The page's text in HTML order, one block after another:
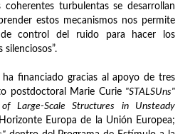
turbulentas se desarrollan
estos mecanismos nos permite
de control del ruido para hacer los
silenciosos”.
ha financiado gracias al apoyo de tres
postdoctoral Marie Curie "STALSUns"
Large-Scale Structures in Unsteady
Europa de la Unión Europea;